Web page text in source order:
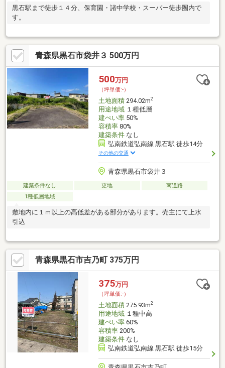
黒石駅まで徒歩１４分、保育園・諸中学校・スーパー徒歩圏内で
す。
青森県黒石市袋井３ 500万円
500万円
（坪単価:-）
土地面積294.02m2
用途地域１種低層
建ぺい率50%
容積率80%
建築条件なし
弘南鉄道弘南線 黒石駅 徒歩14分
その他の交通
青森県黒石市袋井３
建築条件なし 更地
南道路
1種低層地域
敷地内に１ｍ以上の高低差がある部分があります。売主にて上水
引込
青森県黒石市吉乃町 375万円
375万円
（坪単価:-）
土地面積275.93m2
用途地域１種中高
建ぺい率60%
容積率200%
建築条件なし
弘南鉄道弘南線 黒石駅 徒歩15分